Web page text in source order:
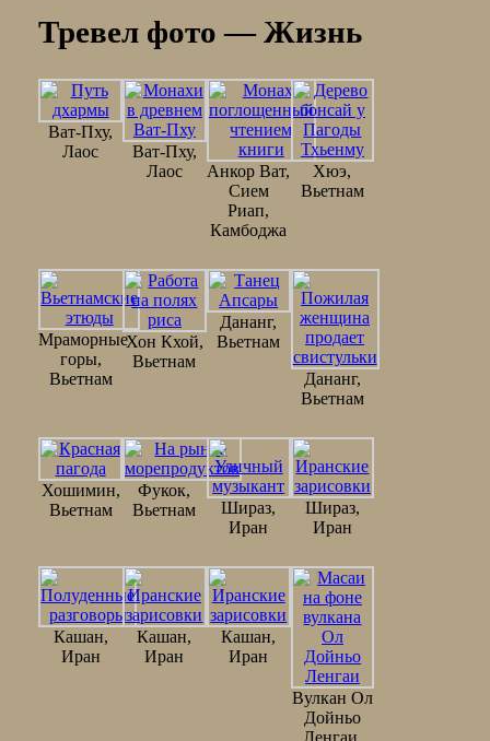
Тревел фото — Жизнь
Ват-Пху,
Лаос
Ват-Пху,
Лаос
Анкор Ват,
Сием
Риап,
Камбоджа
Хюэ,
Вьетнам
Мраморные
горы,
Вьетнам
Хон Кхой,
Вьетнам
Дананг,
Вьетнам
Дананг,
Вьетнам
Хошимин,
Вьетнам
Фукок,
Вьетнам
Шираз,
Иран
Шираз,
Иран
Кашан,
Иран
Кашан,
Иран
Кашан,
Иран
Вулкан Ол
Дойньо
Ленгаи,